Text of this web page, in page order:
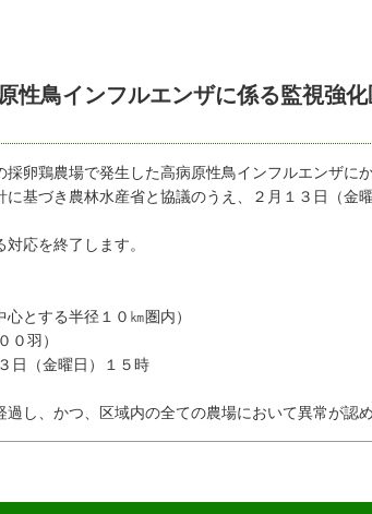
性鳥インフルエンザに係る監視強
卵鶏農場で発生した高病原性鳥インフルエンザに
基づき農林水産省と協議のうえ、２月１３日（金
応を終了します。
とする半径１０㎞圏内）
羽）
日（金曜日）１５時
、かつ、区域内の全ての農場において異常が認め